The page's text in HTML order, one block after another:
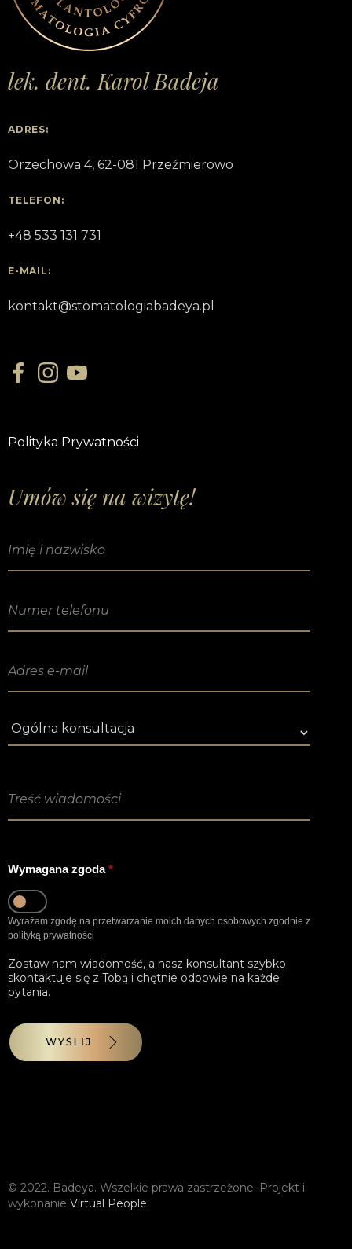
lek. dent. Karol Badeja
ADRES:
Orzechowa 4, 62-081 Przeźmierowo
TELEFON:
+48 533 131 731
E-MAIL:
kontakt@stomatologiabadeya.pl
Polityka Prywatności
Umów się na wizytę!
Wymagana zgoda*
Wyrażam zgodę na przetwarzanie moich danych osobowych zgodnie z
polityką prywatności
Zostaw nam wiadomość, a nasz konsultant szybko
skontaktuje się z Tobą i chętnie odpowie na każde
pytania.
WYŚLIJ
© 2022. Badeya. Wszelkie prawa zastrzeżone. Projekt i
wykonanie Virtual People.